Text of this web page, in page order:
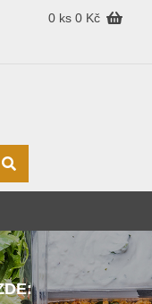
0 ks 0 Kč